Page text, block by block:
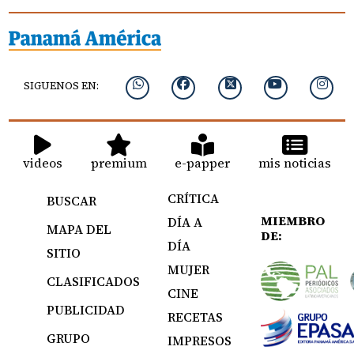
SIGUENOS EN:
videos premium e-papper mis noticias
BUSCAR
MAPA DEL
SITIO
CLASIFICADOS
PUBLICIDAD
GRUPO
CRÍTICA
DÍA A
DÍA
MUJER
CINE
RECETAS
IMPRESOS
MIEMBRO
DE: